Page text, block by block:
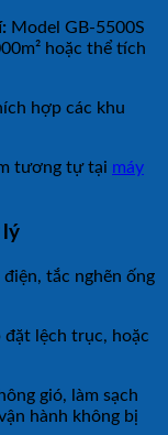
Model GB-5500S
hoặc thể tích
hợp các khu
tương tự tại máy
lý
tắc nghẽn ống
đặt lệch trục, hoặc
gió, làm sạch
hành không bị